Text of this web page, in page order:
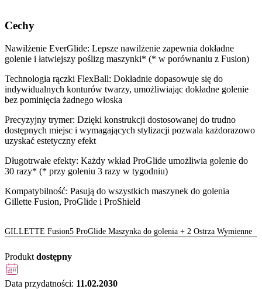
Cechy
Nawilżenie EverGlide: Lepsze nawilżenie zapewnia dokładne
golenie i łatwiejszy poślizg maszynki* (* w porównaniu z Fusion)
Technologia rączki FlexBall: Dokładnie dopasowuje się do
indywidualnych konturów twarzy, umożliwiając dokładne golenie
bez pominięcia żadnego włoska
Precyzyjny trymer: Dzięki konstrukcji dostosowanej do trudno
dostępnych miejsc i wymagających stylizacji pozwala każdorazowo
uzyskać estetyczny efekt
Długotrwałe efekty: Każdy wkład ProGlide umożliwia golenie do
30 razy* (* przy goleniu 3 razy w tygodniu)
Kompatybilność: Pasują do wszystkich maszynek do golenia
Gillette Fusion, ProGlide i ProShield
GILLETTE Fusion5 ProGlide Maszynka do golenia + 2 Ostrza Wymienne
Produkt dostępny
Data przydatności: 11.02.2030